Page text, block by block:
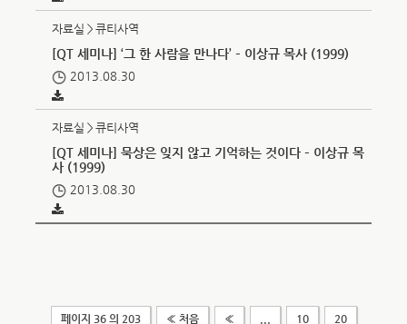
자료실＞큐티사역
[QT 세미나] ‘그 한 사람을 만나다’ – 이상규 목사 (1999)
2013.08.30
자료실＞큐티사역
[QT 세미나] 묵상은 잊지 않고 기억하는 것이다 – 이상규 목
사 (1999)
2013.08.30
페이지 36 의 203 « 처음 « 10 20